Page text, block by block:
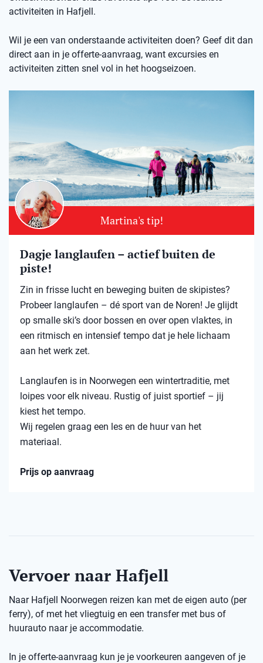
activiteiten in Hafjell.
Wil je een van onderstaande activiteiten doen? Geef dit dan
direct aan in je offerte-aanvraag, want excursies en
activiteiten zitten snel vol in het hoogseizoen.
Martina's tip!
Dagje langlaufen – actief buiten de
piste!
Zin in frisse lucht en beweging buiten de skipistes?
Probeer langlaufen – dé sport van de Noren! Je glijdt
op smalle ski’s door bossen en over open vlaktes, in
een ritmisch en intensief tempo dat je hele lichaam
aan het werk zet.
Langlaufen is in Noorwegen een wintertraditie, met
loipes voor elk niveau. Rustig of juist sportief – jij
kiest het tempo.
Wij regelen graag een les en de huur van het
materiaal.
Prijs op aanvraag
Vervoer naar Hafjell
Naar Hafjell Noorwegen reizen kan met de eigen auto (per
ferry), of met het vliegtuig en een transfer met bus of
huurauto naar je accommodatie.
In je offerte-aanvraag kun je je voorkeuren aangeven of je